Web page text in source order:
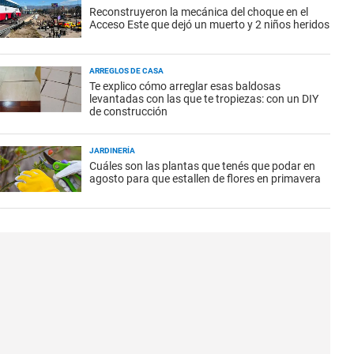
Reconstruyeron la mecánica del choque en el
Acceso Este que dejó un muerto y 2 niños heridos
ARREGLOS DE CASA
Te explico cómo arreglar esas baldosas
levantadas con las que te tropiezas: con un DIY
de construcción
JARDINERÍA
Cuáles son las plantas que tenés que podar en
agosto para que estallen de flores en primavera